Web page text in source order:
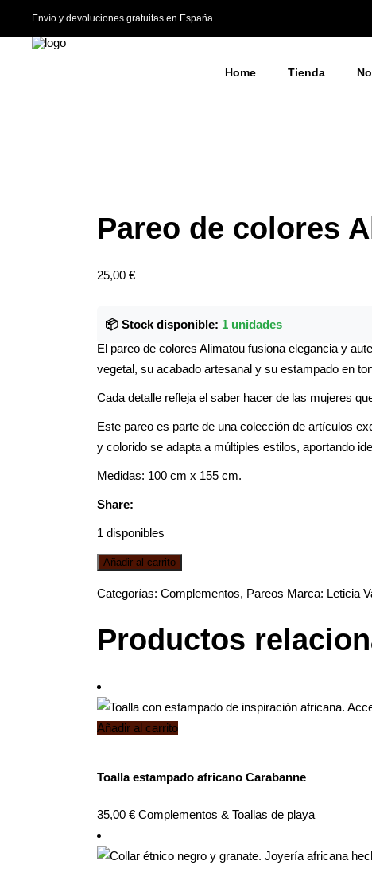
Envío y devoluciones gratuitas en España
Home Tienda
Pareo de colores
25,00 €
📦 Stock disponible: 1 unidades
El pareo de colores Alimatou fusiona elegancia y
vegetal, su acabado artesanal y su estampado en
Cada detalle refleja el saber hacer de las mujeres
Este pareo es parte de una colección de artículos
y colorido se adapta a múltiples estilos, aportando
Medidas: 100 cm x 155 cm.
Share:
1 disponibles
Añadir al carrito
Categorías: Complementos, Pareos Marca: Leticia
Productos
Añadir al carrito
Toalla estampado africano Carabanne
35,00 € Complementos & Toallas de playa